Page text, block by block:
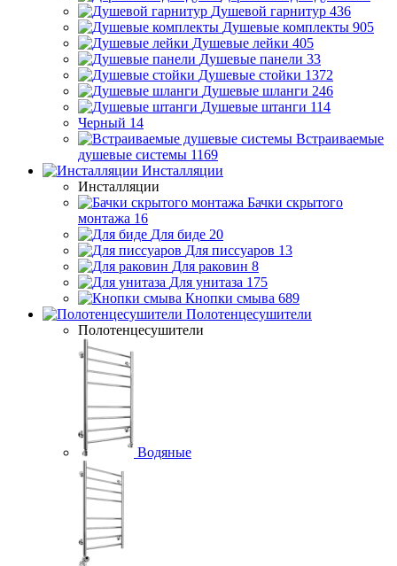
Душевой гарнитур 436
Душевые комплекты 905
Душевые лейки 405
Душевые панели 33
Душевые стойки 1372
Душевые шланги 246
Душевые штанги 114
Черный 14
Встраиваемые
душевые системы 1169
Инсталляции
Инсталляции
Бачки скрытого
монтажа 16
Для биде 20
Для писсуаров 13
Для раковин 8
Для унитаза 175
Кнопки смыва 689
Полотенцесушители
Полотенцесушители
Водяные